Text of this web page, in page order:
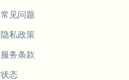
常见问题
隐私政策
服务条款
状态